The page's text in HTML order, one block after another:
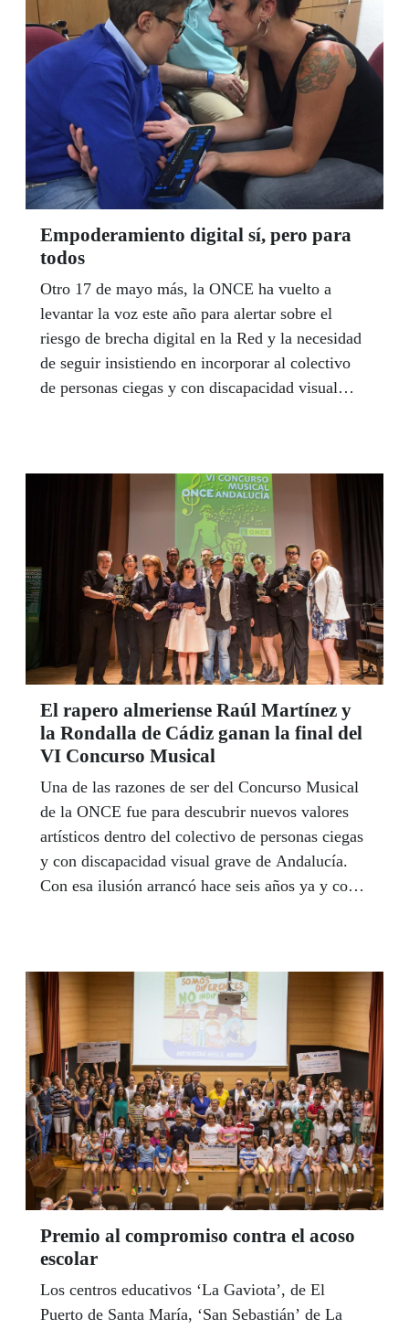
Empoderamiento digital sí, pero para
todos
Otro 17 de mayo más, la ONCE ha vuelto a
levantar la voz este año para alertar sobre el
riesgo de brecha digital en la Red y la necesidad
de seguir insistiendo en incorporar al colectivo
de personas ciegas y con discapacidad visual
el Aula de Tiflotecnología de la Delegación
Territorial de la ONCE en Andalucía, Ceuta y
Melilla, acogió un taller para enseñar el uso de
aplicaciones informáticas a un grupo de personas
con sordoceguera. Empoderamiento digital sí,
pero para todos.
El rapero almeriense Raúl Martínez y
la Rondalla de Cádiz ganan la final del
VI Concurso Musical
Una de las razones de ser del Concurso Musical
de la ONCE fue para descubrir nuevos valores
artísticos dentro del colectivo de personas ciegas
y con discapacidad visual grave de Andalucía.
Con esa ilusión arrancó hace seis años ya y con
El rapero almeriense Raúl Martínez, y la
Rondalla de Cádiz, de Puerto Real, son un buen
ejemplo de lo que este Concurso persigue. Son
los ganadores de 2017. Y prometen.
Premio al compromiso contra el acoso
escolar
Los centros educativos ‘La Gaviota’, de El
Puerto de Santa María, ‘San Sebastián’ de La